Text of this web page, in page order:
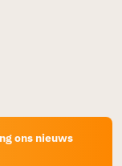
ons nieuws